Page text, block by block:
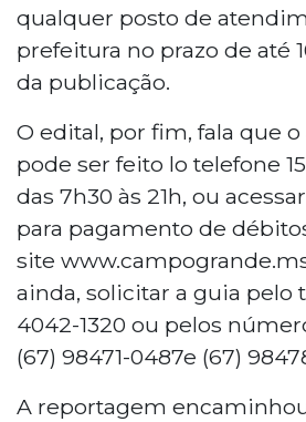
qualquer posto de
prefeitura no prazo de até
da publicação.
O edital, por fim, fala que
pode ser feito lo telefone
das 7h30 às 21h, ou
para pagamento de
site
ainda, solicitar a guia pelo
4042-1320 ou pelos
(67) 98471-0487e (67)
A reportagem